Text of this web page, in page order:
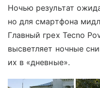
Ночью результат
но для смартфона
Главный грех Tecno
высветляет ночные
их в «дневные».